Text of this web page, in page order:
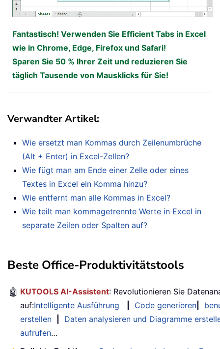
Fantastisch! Verwenden Sie Efficient Tabs in Excel
wie in Chrome, Edge, Firefox und Safari!
Sparen Sie 50 % Ihrer Zeit und reduzieren Sie
täglich Tausende von Mausklicks für Sie!
Verwandter Artikel:
Wie ersetzt man Kommas durch Zeilenumbrüche
(Alt + Enter) in Excel-Zellen?
Wie fügt man am Ende einer Zelle oder eines
Textes in Excel ein Komma hinzu?
Wie entfernt man alle Kommas in Excel?
Wie teilt man kommagetrennte Werte in Excel in
separate Zeilen oder Spalten auf?
Beste Office-Produktivitätstools
🤖 KUTOOLS AI-Assistent: Revolutionieren Sie
auf:Intelligente Ausführung Code generieren
erstellen
Daten analysieren und Diagramme
aufrufen…